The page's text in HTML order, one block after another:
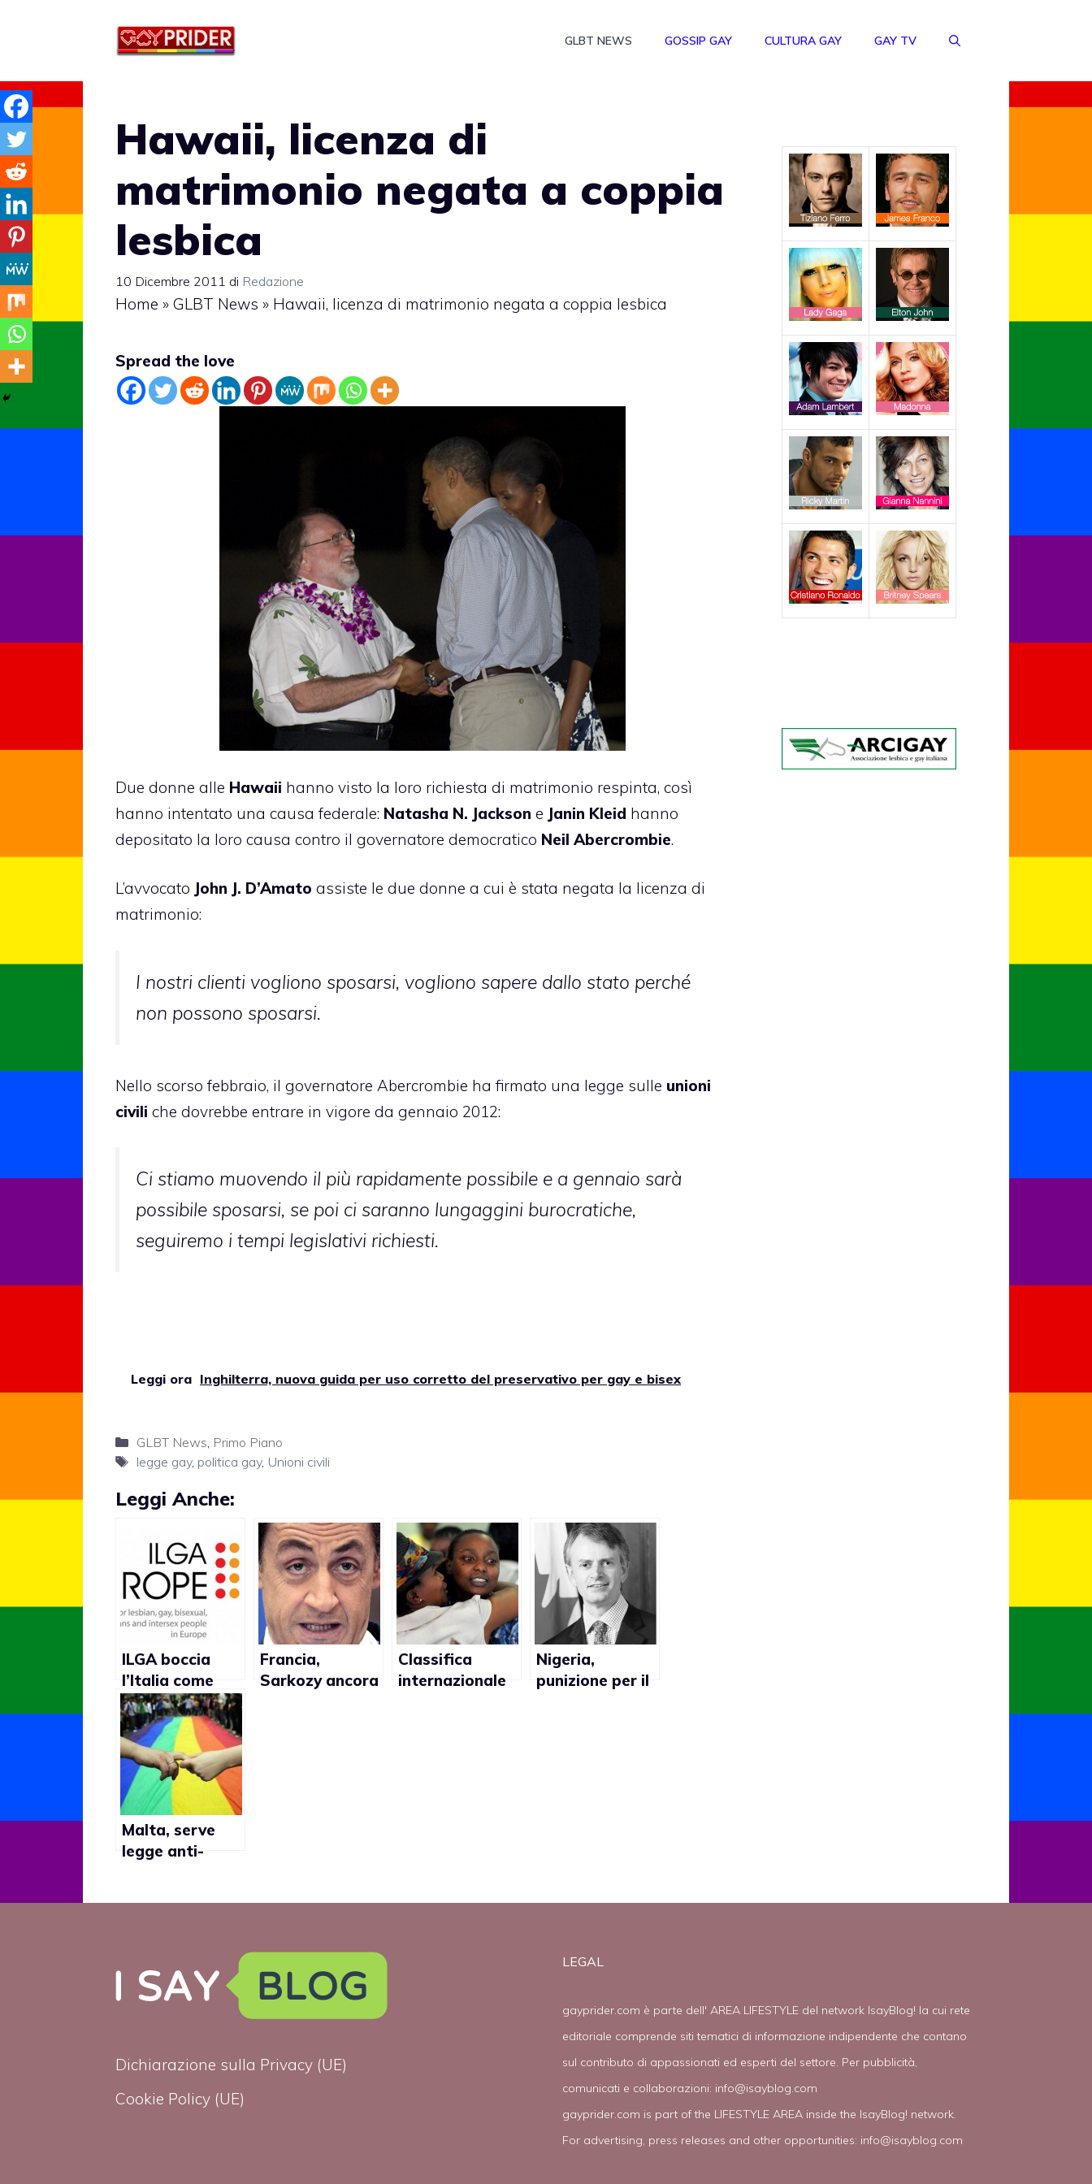
GLBT NEWS GOSSIP GAY CULTURA GAY GAY TV
Hawaii, licenza di
matrimonio negata a coppia
lesbica
10 Dicembre 2011 di Redazione
Home » GLBT News » Hawaii, licenza di matrimonio negata a coppia lesbica
Spread the love
Due donne alle Hawaii hanno visto la loro richiesta di matrimonio respinta, così
hanno intentato una causa federale: Natasha N. Jackson e Janin Kleid hanno
depositato la loro causa contro il governatore democratico Neil Abercrombie.
L’avvocato John J. D’Amato assiste le due donne a cui è stata negata la licenza di
matrimonio:
I nostri clienti vogliono sposarsi, vogliono sapere dallo stato perché
non possono sposarsi.
Nello scorso febbraio, il governatore Abercrombie ha firmato una legge sulle unioni
civili che dovrebbe entrare in vigore da gennaio 2012:
Ci stiamo muovendo il più rapidamente possibile e a gennaio sarà
possibile sposarsi, se poi ci saranno lungaggini burocratiche,
seguiremo i tempi legislativi richiesti.
Leggi ora Inghilterra, nuova guida per uso corretto del preservativo per gay e bisex
Categorie
GLBT News, Primo Piano
Tag
legge gay, politica gay, Unioni civili
Leggi Anche:
ILGA boccia
l’Italia come
paese meno
gay friendly in
Europa dopo
Cipro
Francia,
Sarkozy ancora
Classifica
internazionale
Nigeria,
punizione per il
Malta, serve
legge anti-
Dichiarazione sulla Privacy (UE)
Cookie Policy (UE)
LEGAL
gayprider.com è parte dell' AREA LIFESTYLE del network IsayBlog! la cui rete
editoriale comprende siti tematici di informazione indipendente che contano
sul contributo di appassionati ed esperti del settore. Per pubblicità,
comunicati e collaborazioni: info@isayblog.com
gayprider.com is part of the LIFESTYLE AREA inside the IsayBlog! network.
For advertising, press releases and other opportunities: info@isayblog.com